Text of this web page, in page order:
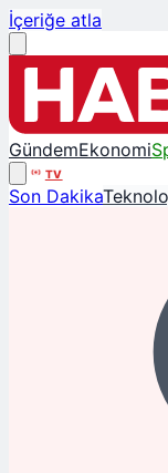
İçeriğe atla
GündemEkonomi
TV
Son Dakika